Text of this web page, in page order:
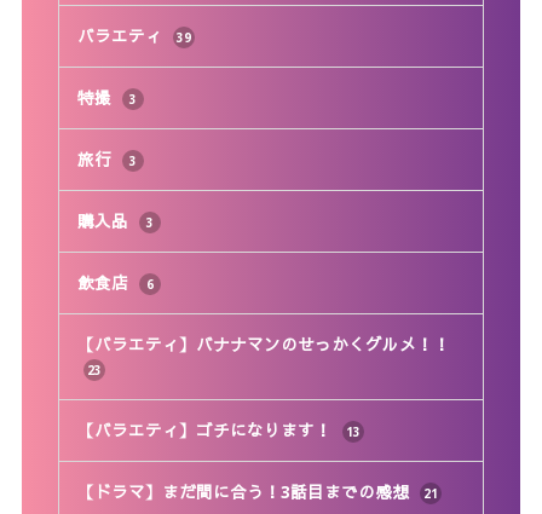
バラエティ 39
特撮 3
旅行 3
購入品 3
飲食店 6
【バラエティ】バナナマンのせっかくグルメ！！
23
【バラエティ】ゴチになります！ 13
【ドラマ】まだ間に合う！3話目までの感想 21